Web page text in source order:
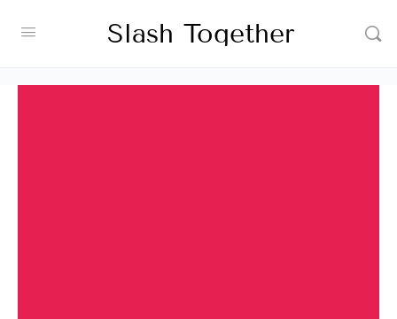
Slash Together